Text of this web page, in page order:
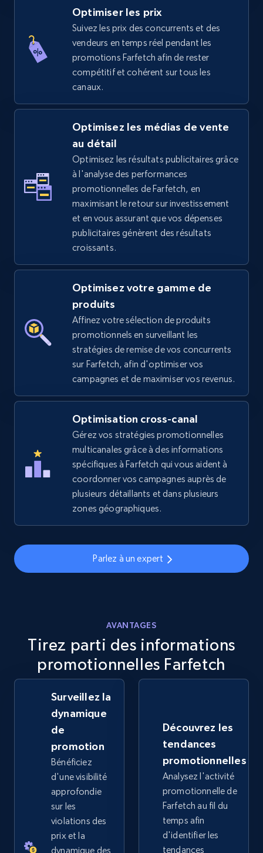
TikTok Shop - Collect TikTok shop products
by keywords search
URL, Title, Available, Description, Currency, Initial
price, Final price, Discount percent, and more.
668+
TikTok Shop - discover records by shop url
URL, Title, Available, Description, Currency, Initial
price, Final price, Discount percent, and more.
Amazon sellers info
Seller id, URL, Seller name, Description, Detailed
info, Stars, Feedbacks, Return policy, and more.
378+ Commencer
Seller reviews, Breadcrumbs, Root category, and
359+ Commencer
URL, Product id, Title, Seller name, Seller rating,
eBay - Collect products from shops on eBay
Seller reviews, Breadcrumbs, Root category, and
more.
2.5K+ 359+ Commencer
eBay - Collect records by category
URL, Product id, Title, Seller name, Seller rating,
Seller reviews, Breadcrumbs, Root category, and
more.
Optimiser les prix
Suivez les prix des concurrents et des
vendeurs en temps réel pendant les
promotions Farfetch afin de rester
compétitif et cohérent sur tous les
canaux.
Optimisez les médias de vente
au détail
Optimisez les résultats publicitaires grâce
à l'analyse des performances
promotionnelles de Farfetch, en
maximisant le retour sur investissement
et en vous assurant que vos dépenses
publicitaires génèrent des résultats
croissants.
Optimisez votre gamme de
produits
Affinez votre sélection de produits
promotionnels en surveillant les
stratégies de remise de vos concurrents
sur Farfetch, afin d'optimiser vos
campagnes et de maximiser vos revenus.
Optimisation cross-canal
Gérez vos stratégies promotionnelles
multicanales grâce à des informations
spécifiques à Farfetch qui vous aident à
coordonner vos campagnes auprès de
plusieurs détaillants et dans plusieurs
zones géographiques.
Parlez à un expert
AVANTAGES
Tirez parti des informations
promotionnelles Farfetch
Surveillez la
dynamique
de
promotion
Bénéficiez
d'une visibilité
approfondie
sur les
violations des
prix et la
dynamique des
Découvrez les
tendances
promotionnelles
Analysez l'activité
promotionnelle de
Farfetch au fil du
temps afin
d'identifier les
tendances